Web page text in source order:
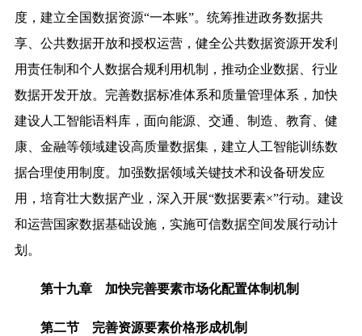
度，建立全国数据资源“一本账”。统筹推进政务数据共
享、公共数据开放和授权运营，健全公共数据资源开发利
用责任制和个人数据合规利用机制，推动企业数据、行业
数据开发开放。完善数据标准体系和质量管理体系， 加快
建设人工智能语料库，面向能源、交通、制造、教育、健
康、金融等领域建设高质量数据集，建立人工智能训练数
据合理使用制度。加强数据领域关键技术和设备研发应
用，培育壮大数据产业，深入开展“数据要素×”行动。建设
和运营国家数据基础设施，实施可信数据空间发展行动计
划。
第十九章 加快完善要素市场化配置体制机制
第二节 完善资源要素价格形成机制